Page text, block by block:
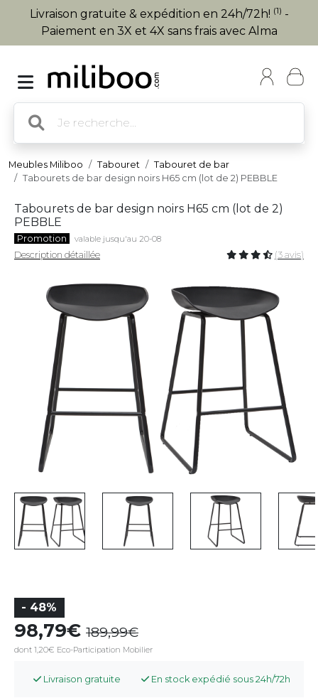
Livraison gratuite & expédition en 24h/72h! (1) -
Paiement en 3X et 4X sans frais avec Alma
Meubles Miliboo Tabouret
Tabouret de bar
Tabourets de bar design noirs H65 cm (lot de 2) PEBBLE
Tabourets de bar design noirs H65 cm (lot de 2)
PEBBLE
Promotion valable jusqu'au 20-08
Description détaillée (3 avis)
- 48%
98,79 189,99
dont 1,20€ Eco-Participation Mobilier
Livraison gratuite En stock expédié sous 24h/72h